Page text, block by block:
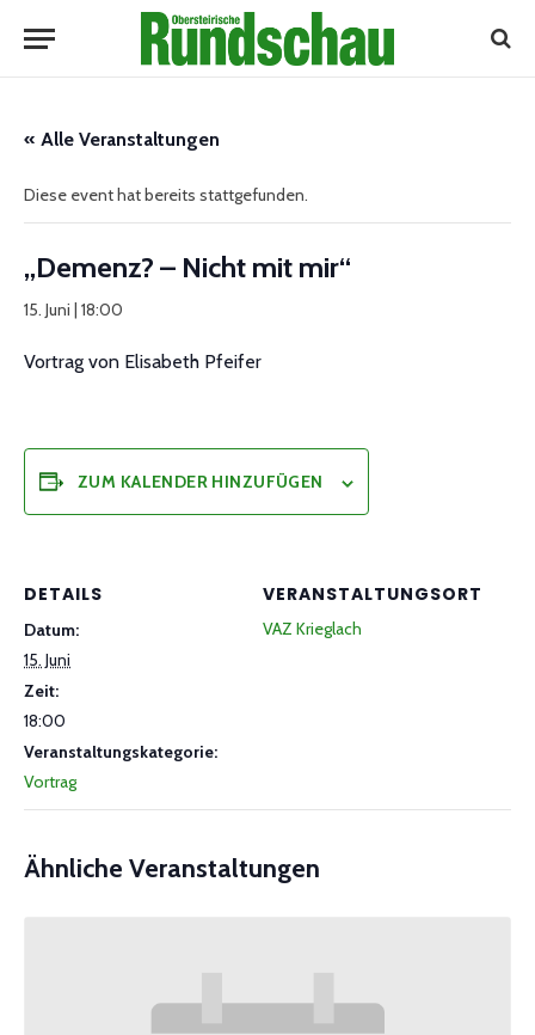
« Alle Veranstaltungen
Diese event hat bereits stattgefunden.
„Demenz? – Nicht mit mir“
15. Juni | 18:00
Vortrag von Elisabeth Pfeifer
ZUM KALENDER HINZUFÜGEN
DETAILS
Datum:
15. Juni
Zeit:
18:00
Veranstaltungskategorie:
Vortrag
VERANSTALTUNGSORT
VAZ Krieglach
Ähnliche Veranstaltungen